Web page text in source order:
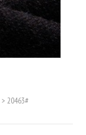
> 20463#